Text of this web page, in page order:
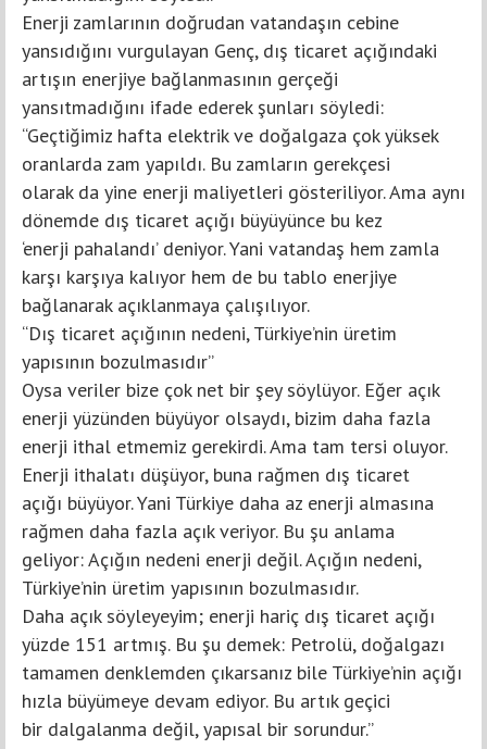
Enerji zamlarının doğrudan vatandaşın cebine
yansıdığını vurgulayan Genç, dış ticaret açığındaki
artışın enerjiye bağlanmasının gerçeği
yansıtmadığını ifade ederek şunları söyledi:
“Geçtiğimiz hafta elektrik ve doğalgaza çok yüksek
oranlarda zam yapıldı. Bu zamların gerekçesi
olarak da yine enerji maliyetleri gösteriliyor. Ama aynı
dönemde dış ticaret açığı büyüyünce bu kez
‘enerji pahalandı’ deniyor. Yani vatandaş hem zamla
karşı karşıya kalıyor hem de bu tablo enerjiye
bağlanarak açıklanmaya çalışılıyor.
“Dış ticaret açığının nedeni, Türkiye’nin üretim
yapısının bozulmasıdır”
Oysa veriler bize çok net bir şey söylüyor. Eğer açık
enerji yüzünden büyüyor olsaydı, bizim daha fazla
enerji ithal etmemiz gerekirdi. Ama tam tersi oluyor.
Enerji ithalatı düşüyor, buna rağmen dış ticaret
açığı büyüyor. Yani Türkiye daha az enerji almasına
rağmen daha fazla açık veriyor. Bu şu anlama
geliyor: Açığın nedeni enerji değil. Açığın nedeni,
Türkiye’nin üretim yapısının bozulmasıdır.
Daha açık söyleyeyim; enerji hariç dış ticaret açığı
yüzde 151 artmış. Bu şu demek: Petrolü, doğalgazı
tamamen denklemden çıkarsanız bile Türkiye’nin açığı
hızla büyümeye devam ediyor. Bu artık geçici
bir dalgalanma değil, yapısal bir sorundur.”